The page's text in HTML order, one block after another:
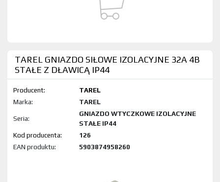
TAREL GNIAZDO SIŁOWE IZOLACYJNE 32A 4B
STAŁE Z DŁAWICĄ IP44
Producent:
TAREL
Marka:
TAREL
Seria:
GNIAZDO WTYCZKOWE IZOLACYJNE
STAŁE IP44
Kod produktu:
126
EAN produktu:
5903874958260